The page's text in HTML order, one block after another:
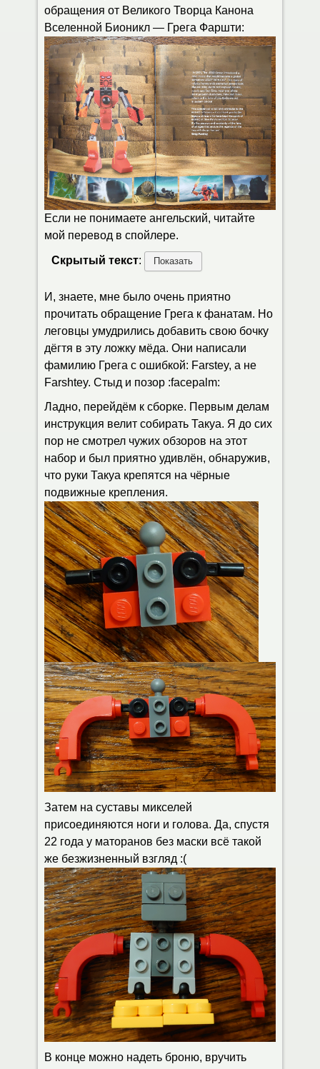
обращения от Великого Творца Канона
Вселенной Бионикл — Грега Фаршти:
Если не понимаете ангельский, читайте
мой перевод в спойлере.
Скрытый текст:
И, знаете, мне было очень приятно
прочитать обращение Грега к фанатам. Но
леговцы умудрились добавить свою бочку
дёгтя в эту ложку мёда. Они написали
фамилию Грега с ошибкой: Farstey, а не
Farshtey. Стыд и позор :facepalm:
Ладно, перейдём к сборке. Первым делам
инструкция велит собирать Такуа. Я до сих
пор не смотрел чужих обзоров на этот
набор и был приятно удивлён, обнаружив,
что руки Такуа крепятся на чёрные
подвижные крепления.
Затем на суставы микселей
присоединяются ноги и голова. Да, спустя
22 года у маторанов без маски всё такой
же безжизненный взгляд :(
В конце можно надеть броню, вручить